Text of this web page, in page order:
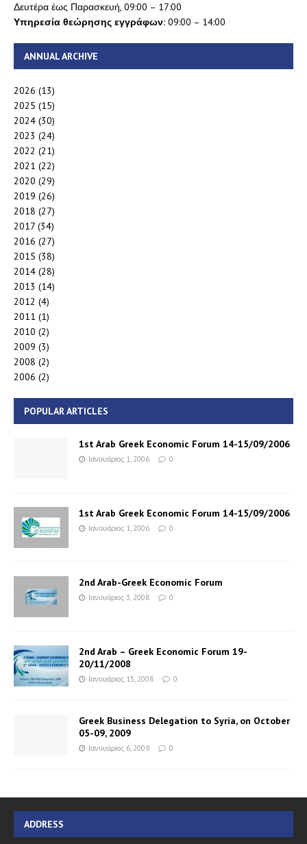
Δευτέρα έως Παρασκευή, 09:00 – 17:00
Υπηρεσία θεώρησης εγγράφων: 09:00 – 14:00
ANNUAL ARCHIVE
2026 (13)
2025 (15)
2024 (30)
2023 (24)
2022 (21)
2021 (22)
2020 (29)
2019 (26)
2018 (27)
2017 (34)
2016 (27)
2015 (38)
2014 (28)
2013 (14)
2012 (4)
2011 (1)
2010 (2)
2009 (3)
2008 (2)
2006 (2)
POPULAR ARTICLES
1st Arab Greek Economic Forum 14-15/09/2006
Ιανουάριος 1, 2006 0
1st Arab Greek Economic Forum 14-15/09/2006
Ιανουάριος 1, 2006 0
2nd Arab-Greek Economic Forum
Ιανουάριος 3, 2008 0
2nd Arab – Greek Economic Forum 19-
20/11/2008
Ιανουάριος 15, 2008 0
Greek Business Delegation to Syria, on October
05-09, 2009
Ιανουάριος 6, 2009 0
ADDRESS